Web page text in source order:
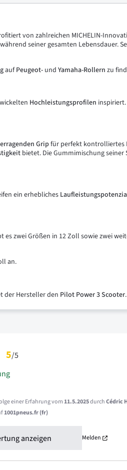
von zahlreichen MICHELIN-
während seiner gesamten Lebensdauer.
aufPeugeot- und Yamaha-Rollern zu
Hochleistungsprofilen
Gripfür perfekt kontrolliertes
bietet. Die Gummimischung
ein erhebliches
es zwei Größen in 12 Zoll sowie zwei
an.
der Hersteller den Pilot Power 3 Scooter.
5/5
einer Erfahrung vom11.5.2025durchCédric
1001pneus.fr (fr)
anzeigen Melden